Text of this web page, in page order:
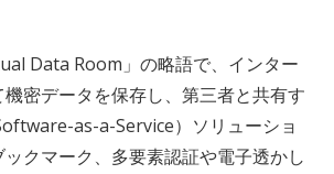
Data Room」の略語で、インター
密データを保存し、第三者と共有す
as-a-Service）ソリューショ
クマーク、多要素認証や電子透かし